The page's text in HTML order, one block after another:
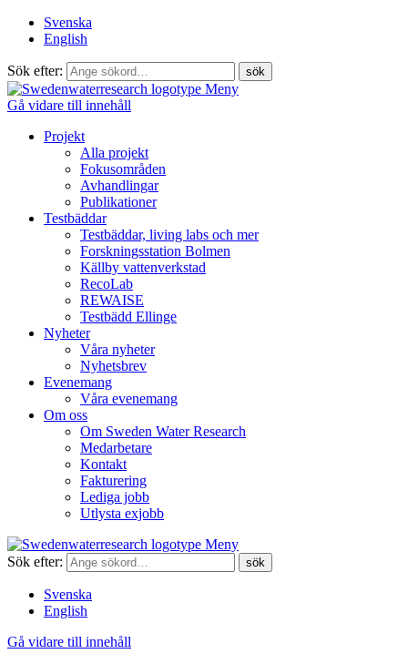
Svenska
English
Sök efter:
Meny
Gå vidare till innehåll
Projekt
Alla projekt
Fokusområden
Avhandlingar
Publikationer
Testbäddar
Testbäddar, living labs och mer
Forskningsstation Bolmen
Källby vattenverkstad
RecoLab
REWAISE
Testbädd Ellinge
Nyheter
Våra nyheter
Nyhetsbrev
Evenemang
Våra evenemang
Om oss
Om Sweden Water Research
Medarbetare
Kontakt
Fakturering
Lediga jobb
Utlysta exjobb
Meny
Sök efter:
Svenska
English
Gå vidare till innehåll